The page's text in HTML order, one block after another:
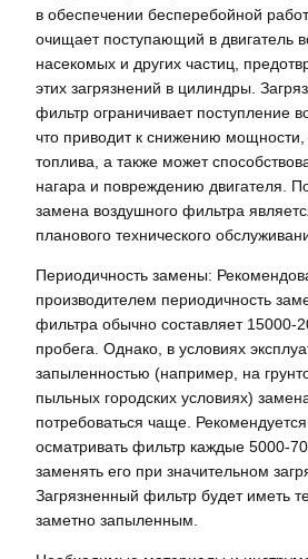
в обеспечении бесперебойной
очищает поступающий в двигатель
насекомых и других частиц,
этих загрязнений в цилиндры.
фильтр ограничивает поступление
что приводит к снижению
топлива, а также может
нагара и повреждению двигателя.
замена воздушного фильтра
планового технического
Периодичность замены:
производителем периодичность
фильтра обычно составляет 15000-
пробега. Однако, в условиях
запыленностью (например, на
пыльных городских условиях)
потребоваться чаще.
осматривать фильтр каждые 5000-
заменять его при значительном
Загрязненный фильтр будет иметь
заметно запыленным.